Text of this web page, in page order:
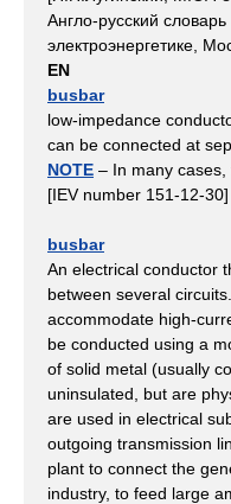
Англо-русский
электроэнергетике,
EN
busbar
low-impedance
can be connected at
NOTE – In many cases,
[IEV number 151-12-30]
busbar
An electrical conductor
between several
accommodate high-
be conducted using a
of solid metal (usually
uninsulated, but are
are used in electrical
outgoing transmission
plant to connect the
industry, to feed large